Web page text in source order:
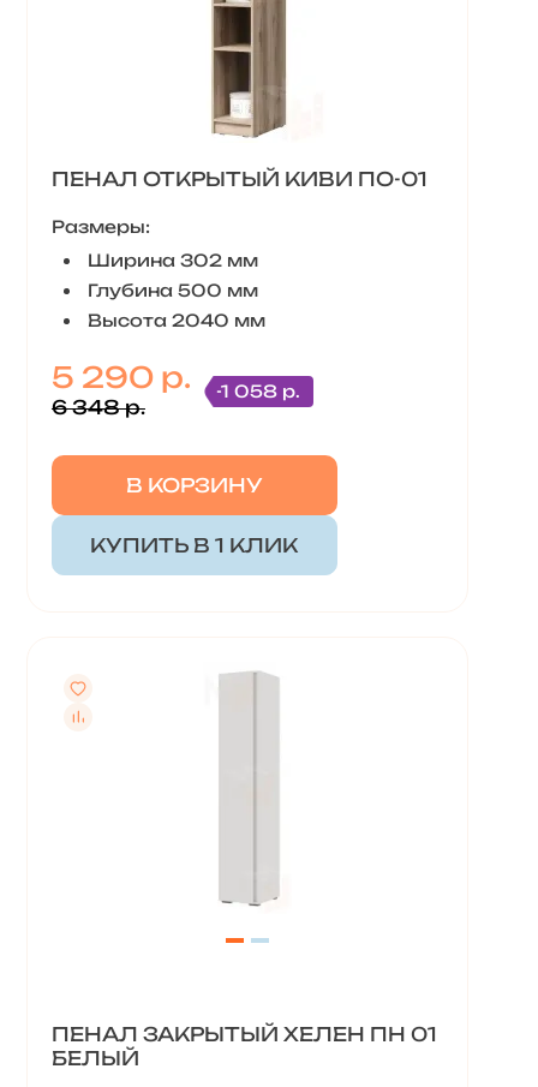
ПЕНАЛ ОТКРЫТЫЙ КИВИ ПО-01
Размеры:
Ширина 302 мм
Глубина 500 мм
Высота 2040 мм
5 290 р.
6 348 р.
-1 058 р.
В КОРЗИНУ
КУПИТЬ В 1 КЛИК
ПЕНАЛ ЗАКРЫТЫЙ ХЕЛЕН ПН 01
БЕЛЫЙ